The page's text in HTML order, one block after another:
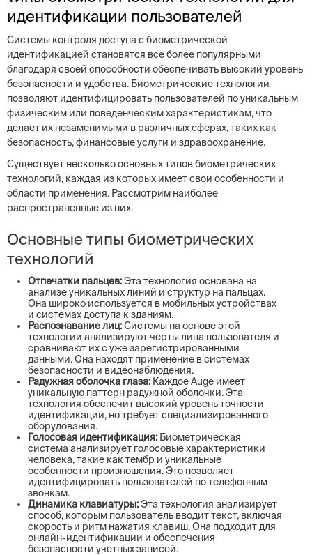
идентификации пользователей
Системы контроля доступа с биометрической
идентификацией становятся все более популярными
благодаря своей способности обеспечивать высокий уровень
безопасности и удобства. Биометрические технологии
позволяют идентифицировать пользователей по уникальным
физическим или поведенческим характеристикам, что
делает их незаменимыми в различных сферах, таких как
безопасность, финансовые услуги и здравоохранение.
Существует несколько основных типов биометрических
технологий, каждая из которых имеет свои особенности и
области применения. Рассмотрим наиболее
распространенные из них.
Основные типы биометрических
технологий
Отпечатки пальцев:Эта технология основана на
анализе уникальных линий и структур на пальцах.
Она широко используется в мобильных устройствах
и системах доступа к зданиям.
Распознавание лиц:Системы на основе этой
технологии анализируют черты лица пользователя и
сравнивают их с уже зарегистрированными
данными. Она находят применение в системах
безопасности и видеонаблюдения.
Радужная оболочка глаза: Каждое Auge имеет
уникальную паттерн радужной оболочки. Эта
технология обеспечит высокий уровень точности
идентификации, но требует специализированного
оборудования.
Голосовая идентификация: Биометрическая
система анализирует голосовые характеристики
человека, такие как тембр и уникальные
особенности произношения. Это позволяет
идентифицировать пользователей по телефонным
звонкам.
Динамика клавиатуры:Эта технология анализирует
способ, которым пользователь вводит текст, включая
скорость и ритм нажатия клавиш. Она подходит для
онлайн-идентификации и обеспечения
безопасности учетных записей.